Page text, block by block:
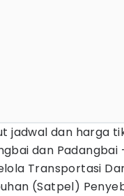
jadwal dan harga
dan
Transportasi
(Satpel)